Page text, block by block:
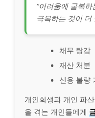
“어려움에 굴복
극복하는 것이 더
채무 탕감
재산 처분
신용 불량
개인회생과 개인 파
을 겪는 개인들에게